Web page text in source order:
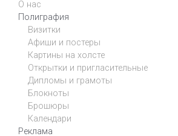
О нас
Полиграфия
Визитки
Афиши и постеры
Картины на холсте
Открытки и пригласительные
Дипломы и грамоты
Блокноты
Брошюры
Календари
Реклама